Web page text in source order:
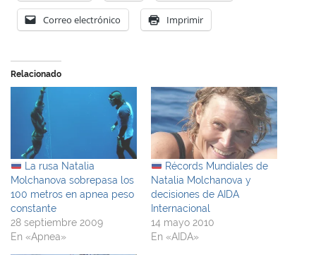
Correo electrónico Imprimir
Relacionado
La rusa Natalia
Molchanova sobrepasa los
100 metros en apnea peso
constante
28 septiembre 2009
En «Apnea»
Récords Mundiales de
Natalia Molchanova y
decisiones de AIDA
Internacional
14 mayo 2010
En «AIDA»